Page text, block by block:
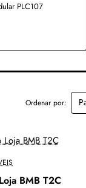
PLC107
Ordenar por:
BMB T2C